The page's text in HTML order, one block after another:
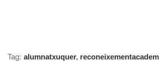
Tag: alumnatxuquer,